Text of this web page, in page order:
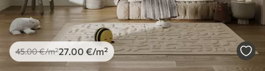
45.00€/m²27.00 €/m²